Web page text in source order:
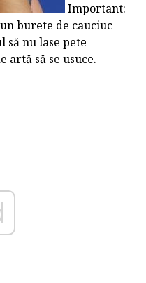
Important:
burete de cauciuc
să nu lase pete
artă să se usuce.